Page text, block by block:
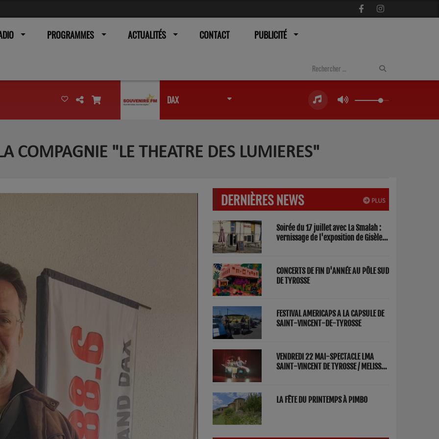
PROGRAMMES ACTUALITÉS CONTACT PUBLICITÉ
DAX
COMPAGNIE "LE THEATRE DES LUMIERES"
PLUS
DERNIÈRES NEWS
Soirée du 17 juillet avec La Smalah :
vernissage de l'exposition de Gisèle
CONCERTS DE FIN D'ANNÉE AU PÔLE SUD
DE TYROSSE
FESTIVAL AMERICAPS A LA CAPSULE DE
SAINT-VINCENT-DE-TYROSSE
VENDREDI 22 MAI-SPECTACLE LMA
SAINT-VINCENT DE TYROSSE / MELISSA
LA FÊTE DU PRINTEMPS À PIMBO